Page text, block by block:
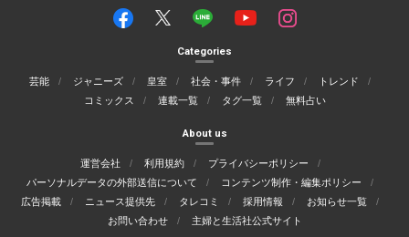
Categories
芸能 ジャニーズ 皇室 社会・事件 ライフ
トレンド
コミックス
連載一覧 タグ一覧 無料占い
About us
運営会社 利用規約
プライバシーポリシー
パーソナルデータの外部送信について
コンテンツ制作・編集ポリシー
広告掲載
ニュース提供先 タレコミ 採用情報
お知らせ一覧
お問い合わせ
主婦と生活社公式サイト